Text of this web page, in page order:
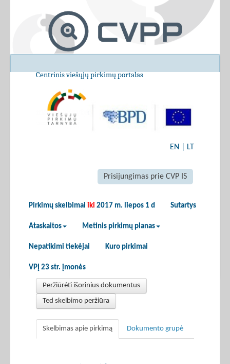
Centrinis viešųjų pirkimų portalas
EN LT
Prisijungimas prie CVP IS
Pirkimų skelbimai iki 2017 m. liepos 1 d Sutartys
Ataskaitos Metinis pirkimų planas
Nepatikimi tiekėjai Kuro pirkimai
VPĮ 23 str. įmonės
Peržiūrėti išorinius dokumentus
Ted skelbimo peržiūra
Skelbimas apie pirkimą Dokumento grupė